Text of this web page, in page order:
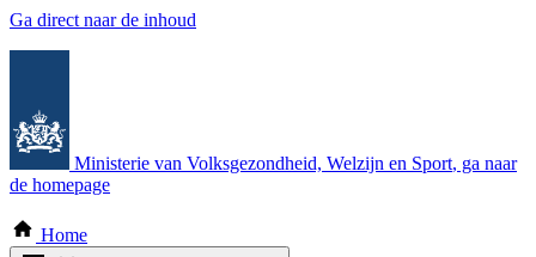
Ga direct naar de inhoud
Ministerie van Volksgezondheid, Welzijn en Sport, ga naar
de homepage
Home